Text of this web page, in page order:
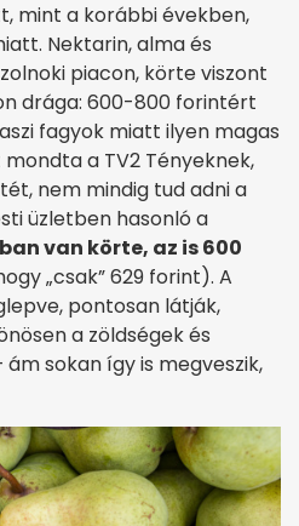
mint a korábbi években,
Nektarin, alma és
piacon, körte viszont
drága: 600-800 forintért
fagyok miatt ilyen magas
a TV2 Tényeknek,
nem mindig tud adni a
üzletben hasonló a
van körte, az is 600
„csak” 629 forint). A
pontosan látják,
a zöldségek és
sokan így is megveszik,